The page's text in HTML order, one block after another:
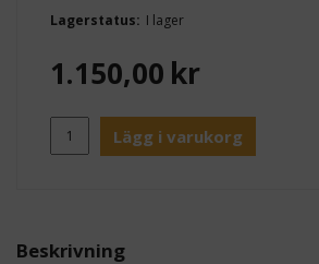
Lagerstatus: I lager
1.150,00 kr
Lägg i varukorg
Beskrivning